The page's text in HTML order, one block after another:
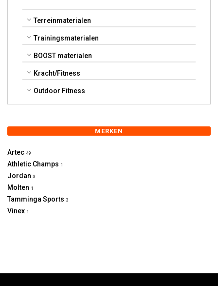
Terreinmaterialen
Trainingsmaterialen
BOOST materialen
Kracht/Fitness
Outdoor Fitness
MERKEN
Artec 49
Athletic Champs 1
Jordan 3
Molten 1
Tamminga Sports 3
Vinex 1